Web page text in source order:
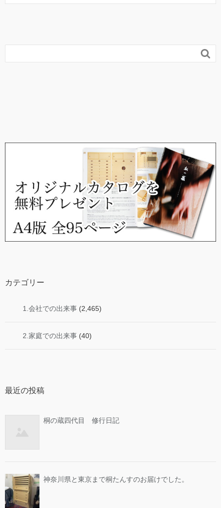

カテゴリー
1.会社での出来事 (2,465)
2.家庭での出来事 (40)
最近の投稿
桐の蔵四代目 修行日記
神奈川県と東京まで桐たんすのお届けでした。